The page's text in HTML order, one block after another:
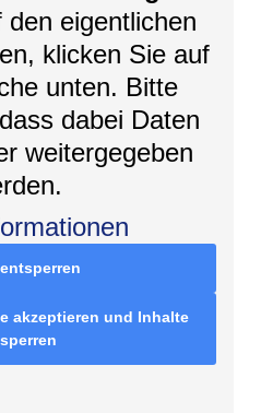
den eigentlichen
klicken Sie auf
unten. Bitte
dabei Daten
weitergegeben
akzeptieren und Inhalte